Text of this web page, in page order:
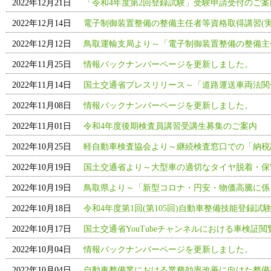
2022年12月21日 「令和4年度第2回登録試験」受験申請受付のご
2022年12月14日 電子制御装置整備の整備主任者等資格取得講習(
2022年12月12日 鳥取運輸支局より～「電子制御装置整備の整備
2022年11月25日 情報バックナンバーページを更新しました。
2022年11月14日 国土交通省プレスリリース～「道路運送車両法
2022年11月08日 情報バックナンバーページを更新しました。
2022年11月01日 令和4年度後期検査員講習受講生募集のご案内
2022年10月25日 軽自動車検査協会より～継続検査窓口での「納
2022年10月19日 国土交通省より～大型車の適切なタイヤ脱着・
2022年10月19日 鳥取県より～「新型コロナ・円安・物価高騰に
2022年10月18日 令和4年度第1回(第105回)自動車整備技能登録試
2022年10月17日 国土交通省YouTubeチャンネルにおける車検証
2022年10月04日 情報バックナンバーページを更新しました。